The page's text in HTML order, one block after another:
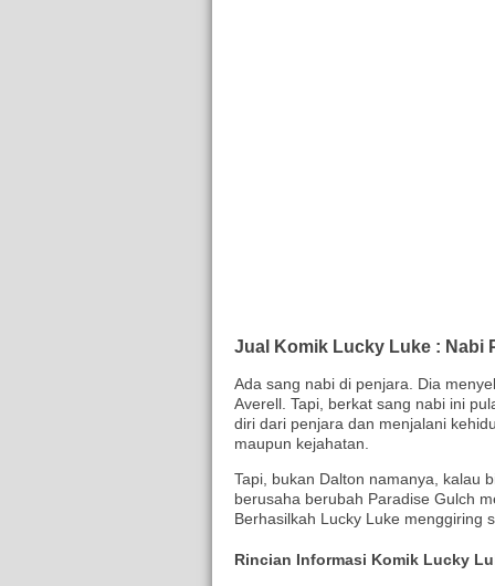
Jual Komik Lucky Luke : Nabi
Ada sang nabi di penjara. Dia
Averell. Tapi, berkat sang nabi ini
diri dari penjara dan menjalani
maupun kejahatan.
Tapi, bukan Dalton namanya, kalau
berusaha berubah Paradise Gulch
Berhasilkah Lucky Luke menggiring
Rincian Informasi Komik Lucky